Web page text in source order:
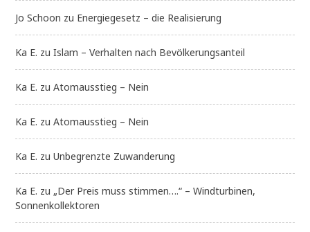
Jo Schoon zu Energiegesetz – die Realisierung
Ka E. zuIslam – Verhalten nach Bevölkerungsanteil
Ka E. zuAtomausstieg – Nein
Ka E. zuAtomausstieg – Nein
Ka E. zuUnbegrenzte Zuwanderung
Ka E. zu „Der Preis muss stimmen….“ – Windturbinen,
Sonnenkollektoren